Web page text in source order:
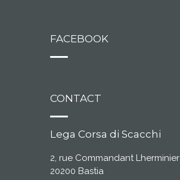
FACEBOOK
CONTACT
Lega Corsa di Scacchi
2, rue Commandant Lherminier
20200 Bastia